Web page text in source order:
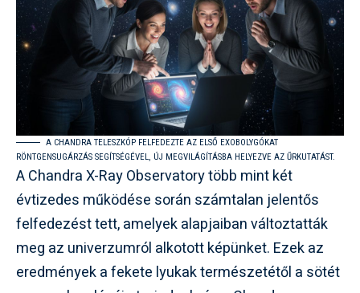
A CHANDRA TELESZKÓP FELFEDEZTE AZ ELSŐ EXOBOLYGÓKAT
RÖNTGENSUGÁRZÁS SEGÍTSÉGÉVEL, ÚJ MEGVILÁGÍTÁSBA HELYEZVE AZ ŰRKUTATÁST.
A Chandra X-Ray Observatory több mint két
évtizedes működése során számtalan jelentős
felfedezést tett, amelyek alapjaiban változtatták
meg az univerzumról alkotott képünket. Ezek az
eredmények a fekete lyukak természetétől a sötét